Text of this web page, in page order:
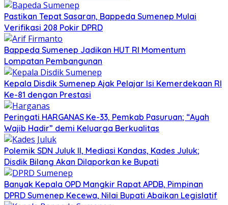
Pastikan Tepat Sasaran, Bappeda Sumenep Mulai
Verifikasi 208 Pokir DPRD
Bappeda Sumenep Jadikan HUT RI Momentum
Lompatan Pembangunan
Kepala Disdik Sumenep Ajak Pelajar Isi Kemerdekaan RI
Ke-81 dengan Prestasi
Peringati HARGANAS Ke-33, Pemkab Pasuruan; “Ayah
Wajib Hadir” demi Keluarga Berkualitas
Polemik SDN Juluk II, Mediasi Kandas, Kades Juluk;
Disdik Bilang Akan Dilaporkan ke Bupati
Banyak Kepala OPD Mangkir Rapat APDB, Pimpinan
DPRD Sumenep Kecewa, Nilai Bupati Abaikan Legislatif